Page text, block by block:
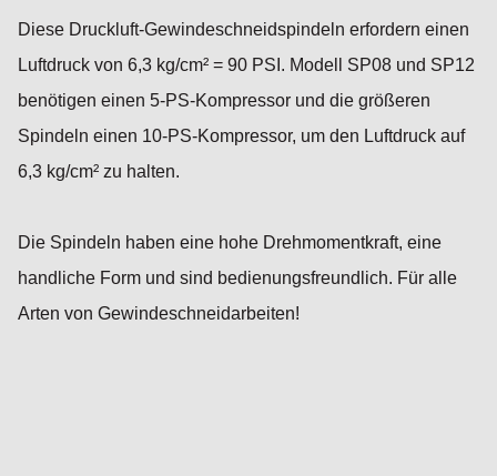
Diese Druckluft-Gewindeschneidspindeln erfordern einen
Luftdruck von 6,3 kg/cm² = 90 PSI. Modell SP08 und SP12
benötigen einen 5-PS-Kompressor und die größeren
Spindeln einen 10-PS-Kompressor, um den Luftdruck auf
6,3 kg/cm² zu halten.
Die Spindeln haben eine hohe Drehmomentkraft, eine
handliche Form und sind bedienungsfreundlich. Für alle
Arten von Gewindeschneidarbeiten!